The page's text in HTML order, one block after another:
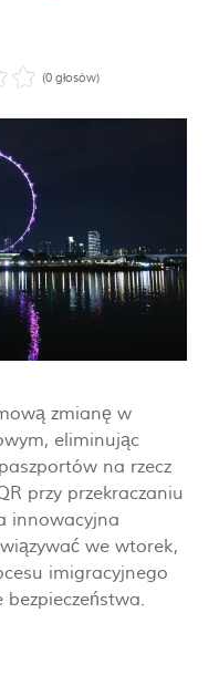
(0 głosów)
zmianę w
eliminując
na rzecz
przy przekraczaniu
innowacyjna
we wtorek,
imigracyjnego